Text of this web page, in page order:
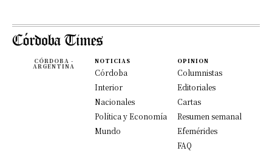
CÓRDOBA -
ARGENTINA
NOTICIAS
Córdoba
Interior
Nacionales
Política y Economía
Mundo
OPINION
Columnistas
Editoriales
Cartas
Resumen semanal
Efemérides
FAQ